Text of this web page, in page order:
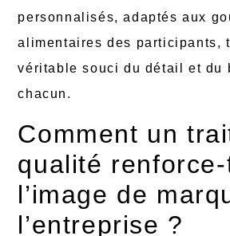
personnalisés, adaptés aux
alimentaires des participants,
véritable souci du détail et du
chacun.
Comment un
qualité
l’image de
l’entreprise ?